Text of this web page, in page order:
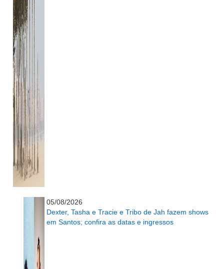
05/08/2026
Dexter, Tasha e Tracie e Tribo de Jah fazem shows
em Santos; confira as datas e ingressos